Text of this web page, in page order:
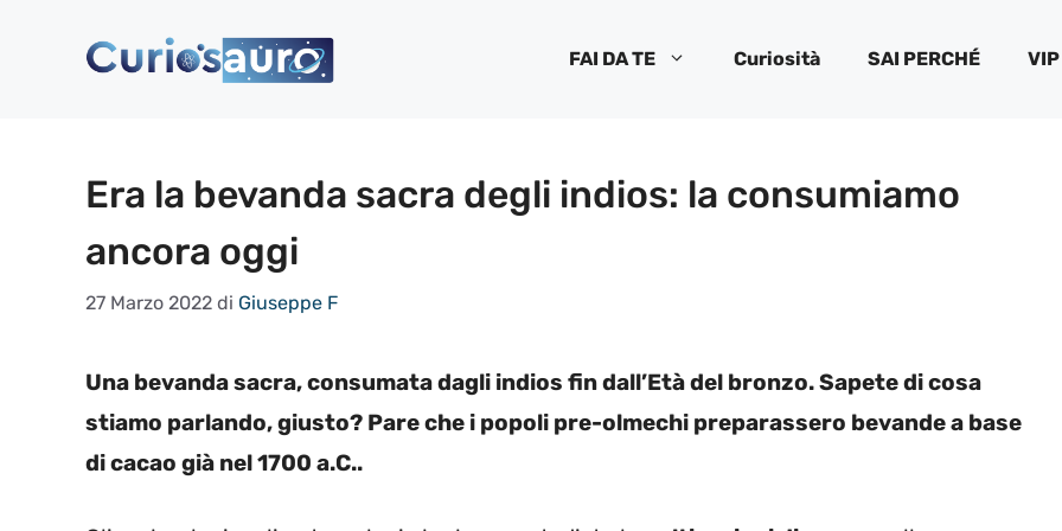
FAI DA TE Curiosità SAI PERCHÉ VIP
Era la bevanda sacra degli indios: la consumiamo
ancora oggi
27 Marzo 2022 di Giuseppe F
Una bevanda sacra, consumata dagli indios fin dall’Età del bronzo. Sapete di cosa
stiamo parlando, giusto? Pare che i popoli pre-olmechi preparassero bevande a base
di cacao già nel 1700 a.C..